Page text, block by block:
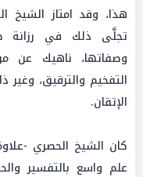
هذا، وقد امتاز الشيخ
تجلَّى ذلك في رزانة
وصفاتها، ناهيك عن
التفخيم والترقيق، وغير
الإتقان.
كان الشيخ الحصري -
علم واسع بالتفسير